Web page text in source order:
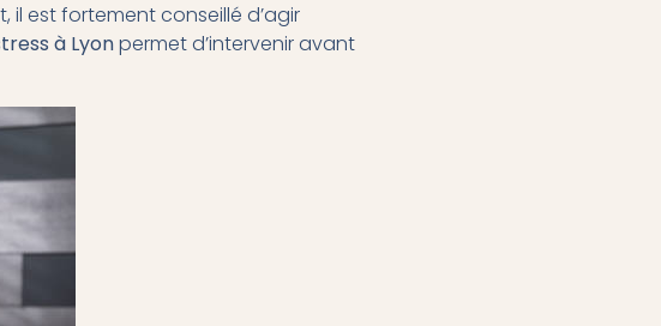
il est fortement conseillé d’agir
à Lyonpermet d’intervenir avant